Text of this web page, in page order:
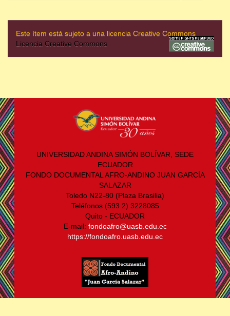
Este ítem está sujeto a una licencia Creative Commons
Licencia Creative Commons
UNIVERSIDAD ANDINA SIMÓN BOLÍVAR, SEDE
ECUADOR
FONDO DOCUMENTAL AFRO-ANDINO JUAN GARCÍA
SALAZAR
Toledo N22-80 (Plaza Brasilia)
Teléfonos (593 2) 3228085
Quito - ECUADOR
E-mail: fondoafro@uasb.edu.ec
https://fondoafro.uasb.edu.ec